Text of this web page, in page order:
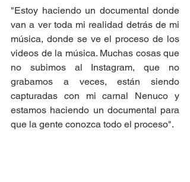
"Estoy haciendo un documental donde
van a ver toda mi realidad detrás de mi
música, donde se ve el proceso de los
videos de la música. Muchas cosas que
no subimos al Instagram, que no
grabamos a veces, están siendo
capturadas con mi carnal Nenuco y
estamos haciendo un documental para
que la gente conozca todo el proceso".